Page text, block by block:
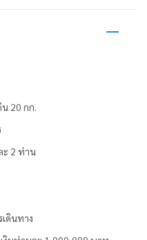
20 กก.
ะ 2 ท่าน
ดินทาง